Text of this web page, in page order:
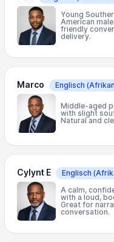
Young
American
friendly
delivery.
Marco Englisch
Middle-aged
with slight
Natural and
Cylynt E Englisch
A calm,
with a loud,
Great for
conversation.